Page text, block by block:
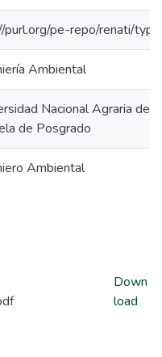
purl.org/pe-repo/renati/
Ambiental
Nacional Agraria de
de Posgrado
Ambiental
Down
load